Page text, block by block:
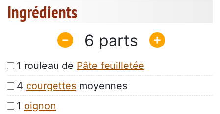
Ingrédients
6
1 rouleau de Pâte feuilletée
4 courgettes moyennes
1 oignon